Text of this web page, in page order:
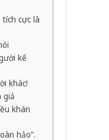
cực là
kể
khác!
giả
khán
hảo”.